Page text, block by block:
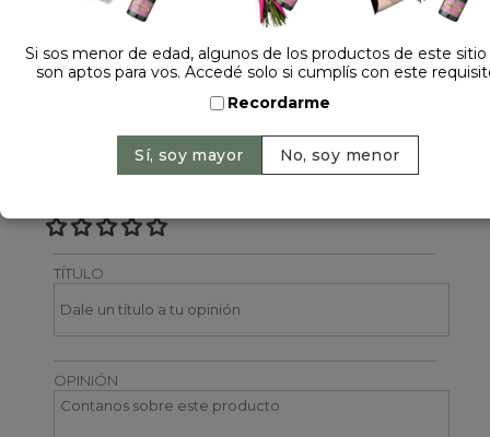
TÍTULO
OPINIÓN
Si sos menor de edad, algunos de los productos de este
son aptos para vos. Accedé solo si cumplís con este
Recordarme